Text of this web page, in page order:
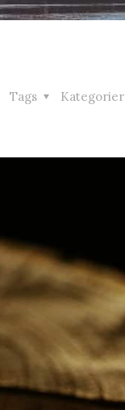
Kategorier
Tags